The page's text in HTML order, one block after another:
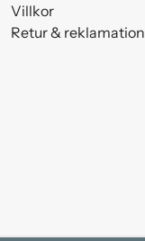
Villkor
Retur & reklamation